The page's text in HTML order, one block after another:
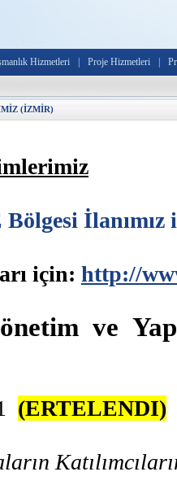
Hizmetleri Proje Hizmetleri
(İZMİR)
İlanımız
için: http://
ve
(ERTELENDI)